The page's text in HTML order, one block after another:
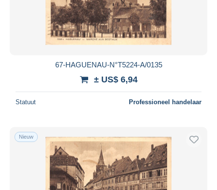
67-HAGUENAU-N°T5224-A/0135
± US$ 6,94
Statuut Professioneel handelaar
Nieuw